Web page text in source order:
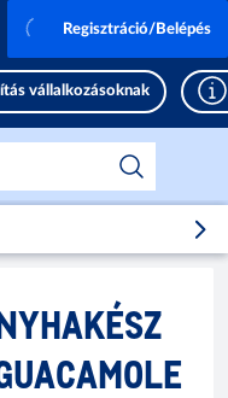
vállalkozásoknak
Regisztráció/Belépés